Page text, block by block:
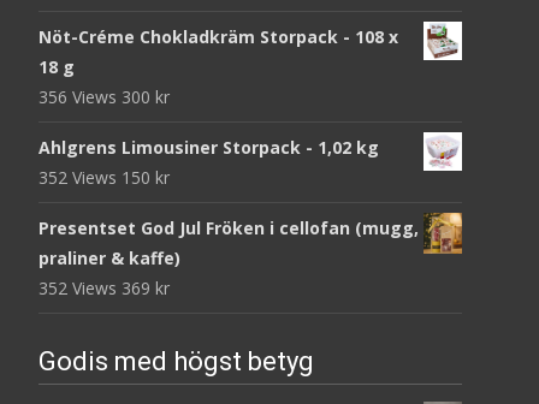
Nöt-Créme Chokladkräm Storpack - 108 x
18 g
356 Views 300 kr
Ahlgrens Limousiner Storpack - 1,02 kg
352 Views 150 kr
Presentset God Jul Fröken i cellofan (mugg,
praliner & kaffe)
352 Views 369 kr
Godis med högst betyg